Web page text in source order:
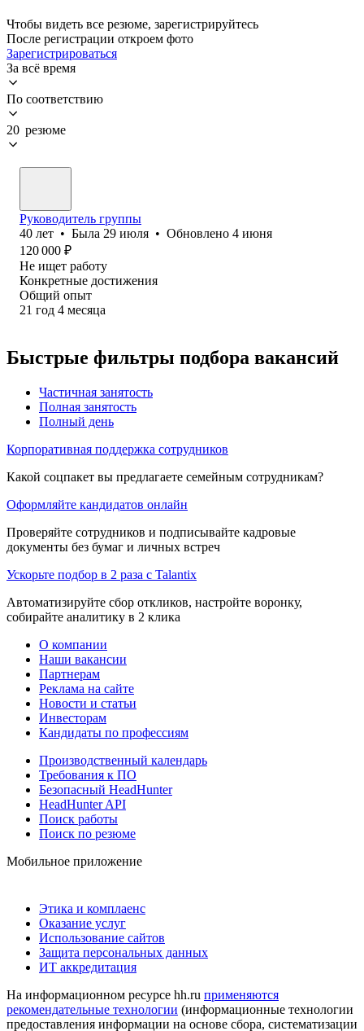
Чтобы видеть все резюме, зарегистрируйтесь
После регистрации откроем фото
Зарегистрироваться
За всё время
По соответствию
20 резюме
Руководитель группы
40 лет • Была 29 июля • Обновлено 4 июня
120 000 ₽
Не ищет работу
Конкретные достижения
Общий опыт
21 год 4 месяца
Быстрые фильтры подбора вакансий
Частичная занятость
Полная занятость
Полный день
Корпоративная поддержка сотрудников
Какой соцпакет вы предлагаете семейным сотрудникам?
Оформляйте кандидатов онлайн
Проверяйте сотрудников и подписывайте кадровые
документы без бумаг и личных встреч
Ускорьте подбор в 2 раза с Talantix
Автоматизируйте сбор откликов, настройте воронку,
собирайте аналитику в 2 клика
О компании
Наши вакансии
Партнерам
Реклама на сайте
Новости и статьи
Инвесторам
Кандидаты по профессиям
Производственный календарь
Требования к ПО
Безопасный HeadHunter
HeadHunter API
Поиск работы
Поиск по резюме
Мобильное приложение
Этика и комплаенс
Оказание услуг
Использование сайтов
Защита персональных данных
ИТ аккредитация
На информационном ресурсе hh.ru применяются
рекомендательные технологии (информационные технологии
предоставления информации на основе сбора, систематизации